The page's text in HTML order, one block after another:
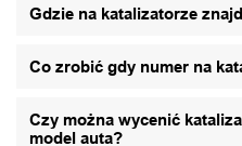
Gdzie na katalizatorze
Co zrobić gdy numer na
Czy można wycenić
model auta?